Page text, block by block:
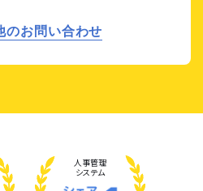
のお問い合わせ
人事管理
システム